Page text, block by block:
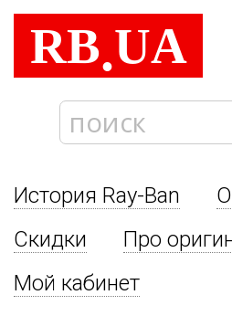
RB.UA
История Ray-Ban
Скидки
Про
Мой кабинет